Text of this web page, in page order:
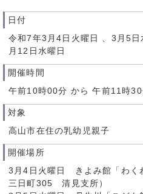
日付
令和7年3月4日火曜日 、3月5
月12日水曜日
開催時間
午前10時00分 から 午前11時
対象
高山市在住の乳幼児親子
開催場所
3月4日火曜日 きよみ館「わく
三日町305 清見支所）